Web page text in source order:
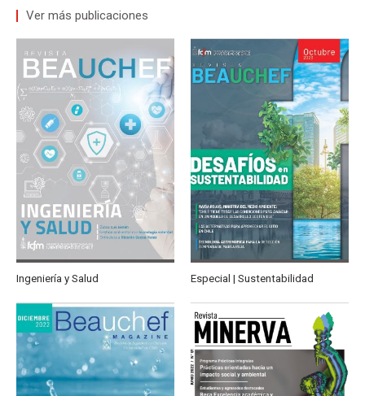
Ver más publicaciones
Ingeniería y Salud Especial | Sustentabilidad